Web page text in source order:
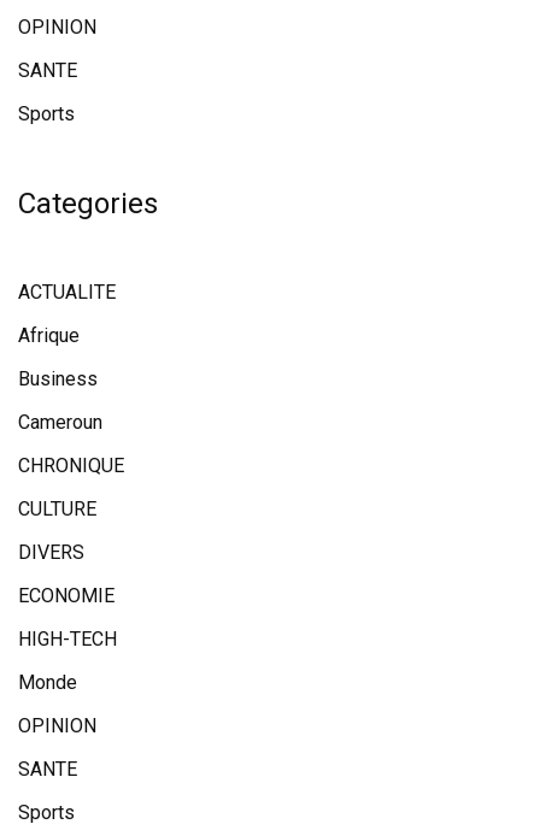
OPINION
SANTE
Sports
Categories
ACTUALITE
Afrique
Business
Cameroun
CHRONIQUE
CULTURE
DIVERS
ECONOMIE
HIGH-TECH
Monde
OPINION
SANTE
Sports